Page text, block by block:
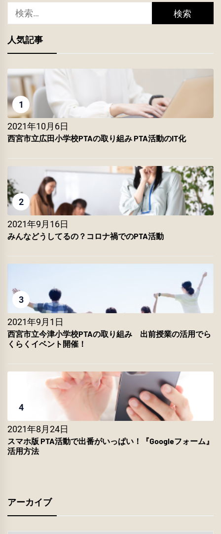
索:
人気記事
1
2021年10月6日
西宮市立広田小学校PTAの取り組み PTA活動のIT化
2
2021年9月16日
みんなどうしてるの？コロナ禍でのPTA活動
3
2021年9月1日
西宮市立今津小学校PTAの取り組み 出前授業の活用でら
くらくイベント開催！
4
2021年8月24日
スマホ版 PTA活動で出番がいっぱい！『Googleフォーム』
活用方法
アーカイブ